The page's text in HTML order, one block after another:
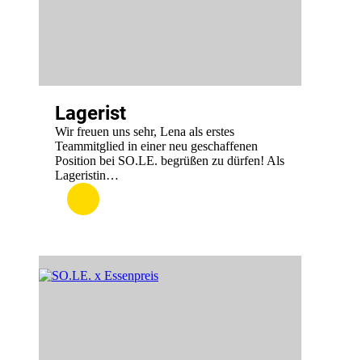
Lagerist
Wir freuen uns sehr, Lena als erstes
Teammitglied in einer neu geschaffenen
Position bei SO.LE. begrüßen zu dürfen! Als
Lageristin…
.:
Lagerist